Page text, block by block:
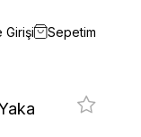
Girişi Sepetim